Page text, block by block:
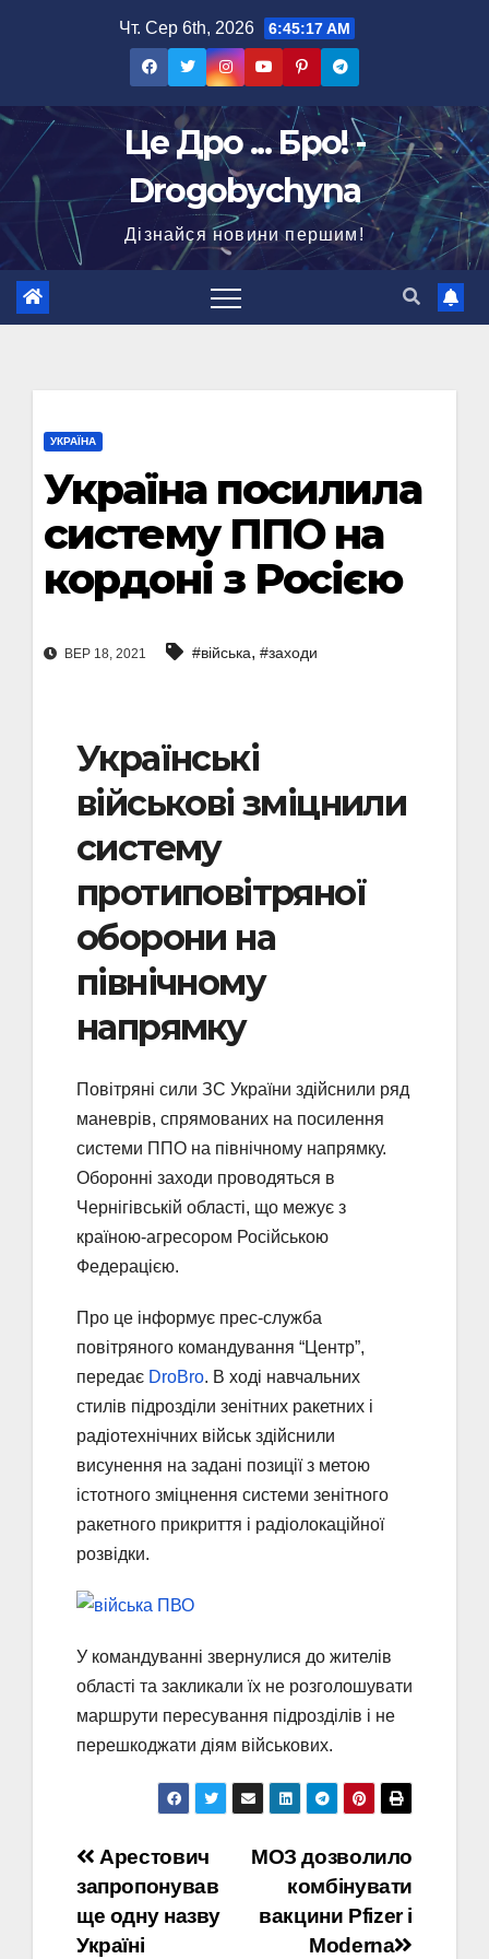
Чт. Сер 6th, 2026 6:45:18 AM
Це Дро ... Бро! -
Drogobychyna
Дізнайся новини першим!
УКРАЇНА
Україна посилила
систему ППО на
кордоні з Росією
ВЕР 18, 2021 #війська, #заходи
Українські
військові зміцнили
систему
протиповітряної
оборони на
північному
напрямку
Повітряні сили ЗС України здійснили ряд
маневрів, спрямованих на посилення
системи ППО на північному напрямку.
Оборонні заходи проводяться в
Чернігівській області, що межує з
країною-агресором Російською
Федерацією.
Про це інформує прес-служба
повітряного командування “Центр”,
передає DroBro. В ході навчальних
стилів підрозділи зенітних ракетних і
радіотехнічних військ здійснили
висунення на задані позиції з метою
істотного зміцнення системи зенітного
ракетного прикриття і радіолокаційної
розвідки.
У командуванні звернулися до жителів
області та закликали їх не розголошувати
маршрути пересування підрозділів і не
перешкоджати діям військових.
Навігація
записів
МОЗ дозволило
комбінувати
вакцини Pfizer i
Moderna
Арестович
запропонував
ще одну назву
Україні